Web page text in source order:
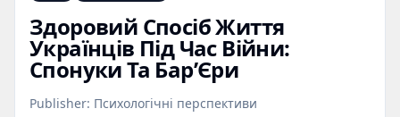
Здоровий Спосіб Життя
Українців Під Час Війни:
Спонуки Та Бар’Єри
Publisher: Психологічні перспективи